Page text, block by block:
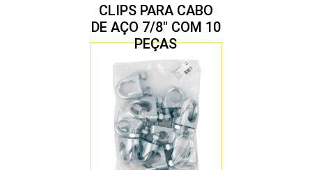
CLIPS PARA CABO
DE AÇO 7/8″ COM 10
PEÇAS